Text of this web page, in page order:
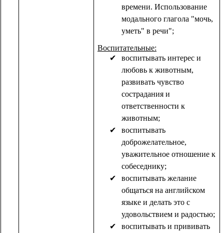
времени. Использование
модального глагола "мочь,
уметь" в речи";
Воспитательные:
воспитывать интерес и
любовь к животным,
развивать чувство
сострадания и
ответственности к
животным;
воспитывать
доброжелательное,
уважительное отношение к
собеседнику;
воспитывать желание
общаться на английском
языке и делать это с
удовольствием и радостью;
воспитывать и прививать